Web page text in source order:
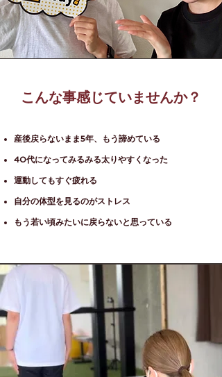
​こんな事感じていませんか？
産後戻らないまま5年、もう諦めている
40代になってみるみる太りやすくなった
運動してもすぐ疲れる
自分の体型を見るのがストレス
もう若い頃みたいに戻らないと思っている